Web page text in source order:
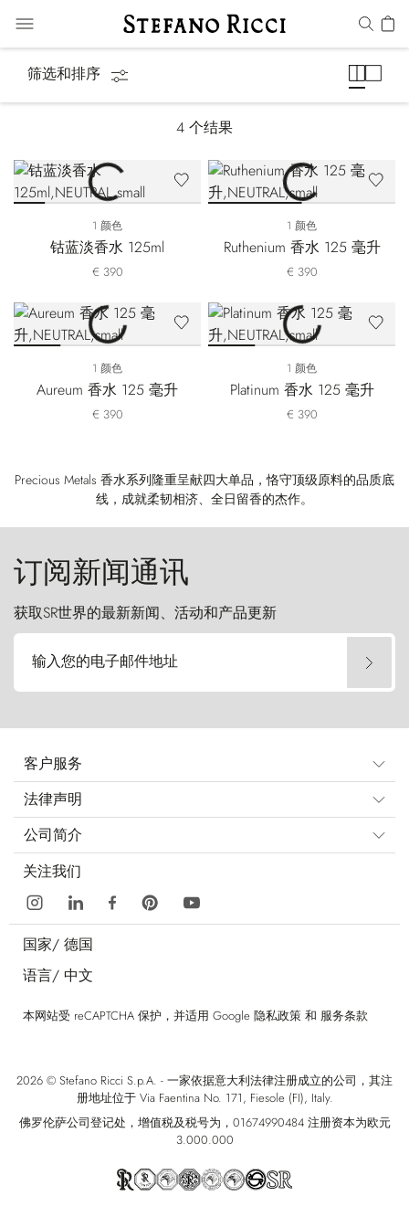
筛选和排序
4 个结果
1 颜色
钴蓝淡香水 125ml
€ 390
1 颜色
Ruthenium 香水 125 毫升
€ 390
1 颜色
Aureum 香水 125 毫升
€ 390
1 颜色
Platinum 香水 125 毫升
€ 390
Precious Metals 香水系列隆重呈献四大单品，恪守顶级原料的品质底
线，成就柔韧相济、全日留香的杰作。
订阅新闻通讯
获取SR世界的最新新闻、活动和产品更新
输入您的电子邮件地址
客户服务
法律声明
公司简介
关注我们
国家/ 德国
语言/ 中文
本网站受 reCAPTCHA 保护，并适用 Google 隐私政策 和 服务条款
2026 © Stefano Ricci S.p.A. - 一家依据意大利法律注册成立的公司，其注
册地址位于 Via Faentina No. 171, Fiesole (FI), Italy.
佛罗伦萨公司登记处，增值税及税号为，01674990484 注册资本为欧元
3.000.000